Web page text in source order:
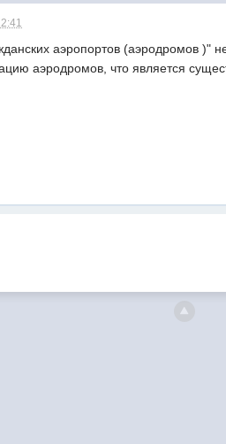
аэропортов (аэродромов )"
аэродромов, что является